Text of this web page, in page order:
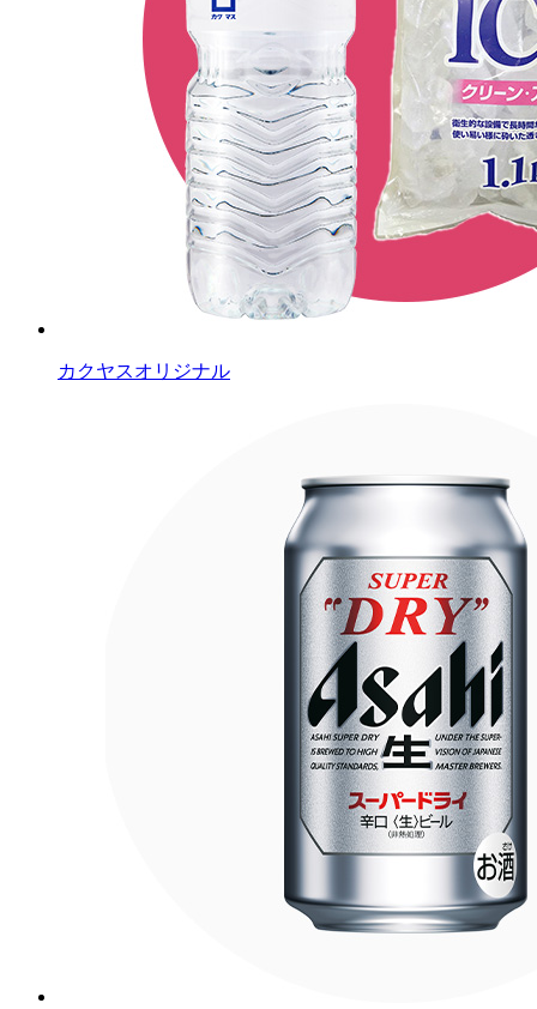
カクヤスオリジナル